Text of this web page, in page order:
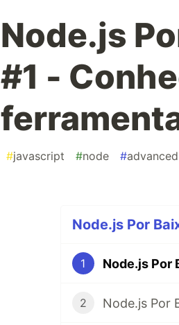
Node.js
#1 -
#javascript #node #advanced
Node.js Por
1
2